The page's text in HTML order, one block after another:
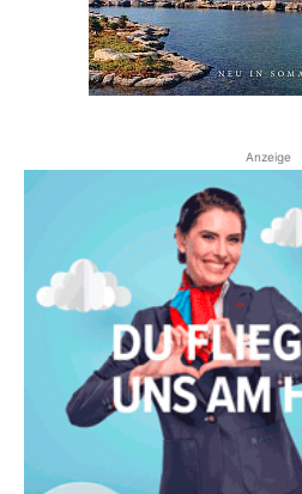
Anzeige